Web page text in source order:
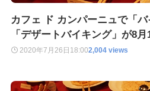
カフェ ド カンパーニュで「
「デザートバイキング」が8月
2020年7月26日 18:002,004 views